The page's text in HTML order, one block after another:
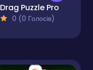
Drag Puzzle Pro
0 (0 Голосів)